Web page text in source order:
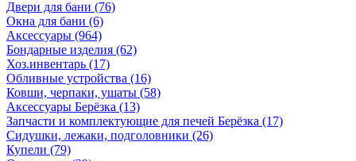
Двери для бани (76)
Окна для бани (6)
Аксессуары (964)
Бондарные изделия (62)
Хоз.инвентарь (17)
Обливные устройства (16)
Ковши, черпаки, ушаты (58)
Аксессуары Берёзка (13)
Запчасти и комплектующие для печей Берёзка (17)
Сидушки, лежаки, подголовники (26)
Купели (79)